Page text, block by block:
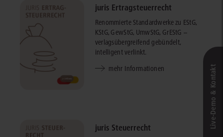
juris Ertragsteuerrecht
Renommierte Standardwerke zu EStG,
KStG, GewStG, UmwStG, GrEStG –
verlagsübergreifend gebündelt,
intelligent verlinkt.
mehr Informationen
juris Steuerrecht Live‑Demo & Kontakt